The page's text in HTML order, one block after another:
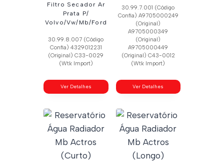
Filtro Secador Ar
Prata P/
Volvo/Vw/Mb/Ford
30.99.8.007 (Código
Confia) 4329012231
(Original) C33-0029
(Wtk Import)
Ver Detalhes
30.99.7.001 (Código
Confia) A9705000249
(Original)
A9705000349
(Original)
A9705000449
(Original) C43-0012
(Wtk Import)
Ver Detalhes